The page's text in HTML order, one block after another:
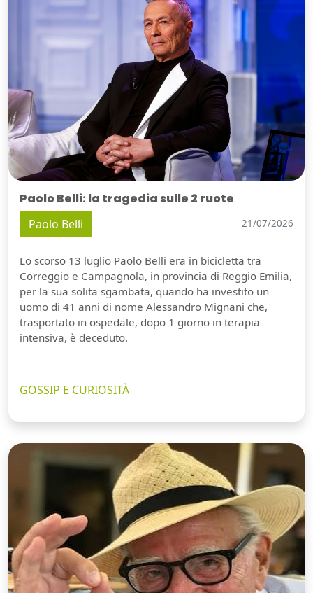
Paolo Belli: la tragedia sulle 2 ruote
Paolo Belli 21/07/2026
Lo scorso 13 luglio Paolo Belli era in bicicletta tra
Correggio e Campagnola, in provincia di Reggio Emilia,
per la sua solita sgambata, quando ha investito un
uomo di 41 anni di nome Alessandro Mignani che,
trasportato in ospedale, dopo 1 giorno in terapia
intensiva, è deceduto.
GOSSIP E CURIOSITÀ